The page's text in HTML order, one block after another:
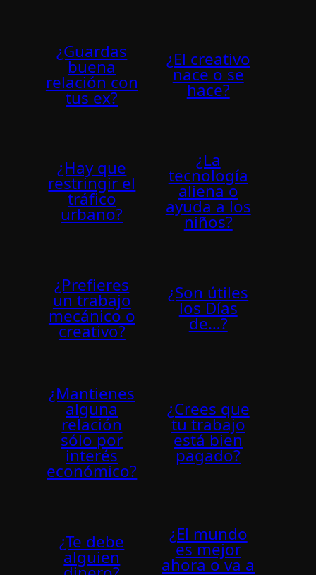
¿Guardas
buena
relación con
tus ex?
¿El creativo
nace o se
hace?
¿Hay que
restringir el
tráfico
urbano?
¿La
tecnología
aliena o
ayuda a los
niños?
¿Prefieres
un trabajo
mecánico o
creativo?
¿Son útiles
los Días
de…?
¿Mantienes
alguna
relación
sólo por
interés
económico?
¿Crees que
tu trabajo
está bien
pagado?
¿Te debe
alguien
¿El mundo
es mejor
ahora o va a